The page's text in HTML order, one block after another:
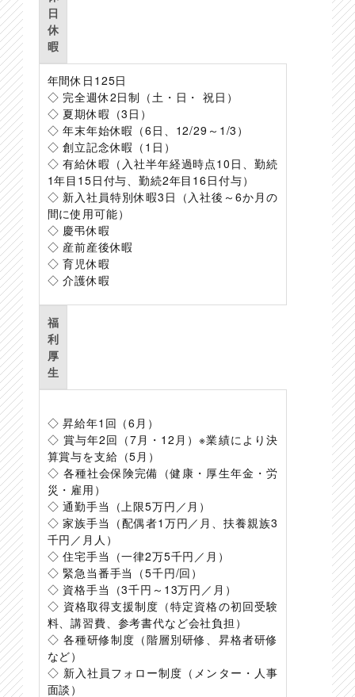
日
休
暇
年間休日125日
◇ 完全週休2日制（土・日・ 祝日）
◇ 夏期休暇（3日）
◇ 年末年始休暇（6日、12/29～1/3）
◇ 創立記念休暇（1日）
◇ 有給休暇（入社半年経過時点10日、勤続
1年目15日付与、勤続2年目16日付与）
◇ 新入社員特別休暇3日（入社後～6か月の
間に使用可能）
◇ 慶弔休暇
◇ 産前産後休暇
◇ 育児休暇
◇ 介護休暇
福
利
厚
生
◇ 昇給年1回（6月）
◇ 賞与年2回（7月・12月）※業績により決
算賞与を支給（5月）
◇ 各種社会保険完備（健康・厚生年金・労
災・雇用）
◇ 通勤手当（上限5万円／月）
◇ 家族手当（配偶者1万円／月、扶養親族3
千円／月人）
◇ 住宅手当（一律2万5千円／月）
◇ 緊急当番手当（5千円/回）
◇ 資格手当（3千円～13万円／月）
◇ 資格取得支援制度（特定資格の初回受験
料、講習費、参考書代など会社負担）
◇ 各種研修制度（階層別研修、昇格者研修
など）
◇ 新入社員フォロー制度（メンター・人事
面談）